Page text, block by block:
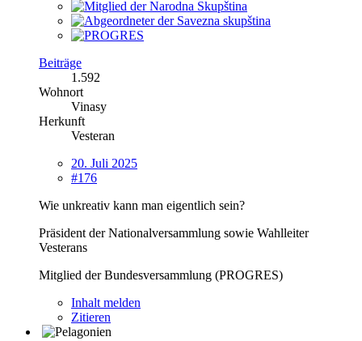
Beiträge
1.592
Wohnort
Vinasy
Herkunft
Vesteran
20. Juli 2025
#176
Wie unkreativ kann man eigentlich sein?
Präsident der Nationalversammlung sowie Wahlleiter
Vesterans
Mitglied der Bundesversammlung (PROGRES)
Inhalt melden
Zitieren